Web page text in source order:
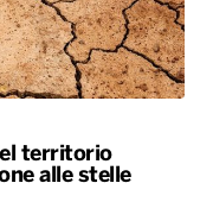
territorio
alle stelle